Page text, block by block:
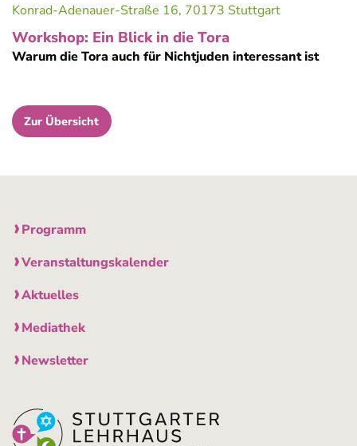
Konrad-Adenauer-Straße 16, 70173 Stuttgart
Workshop: Ein Blick in die Tora
Warum die Tora auch für Nichtjuden interessant ist
Zur Übersicht
Programm
Veranstaltungskalender
Aktuelles
Mediathek
Newsletter